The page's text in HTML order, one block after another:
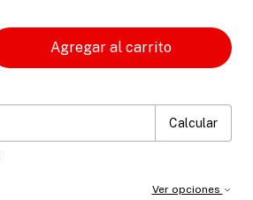
Calcular
Ver opciones